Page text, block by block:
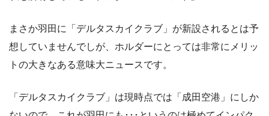
まさか羽田に「デルタスカイクラブ」が新設されるとは予
想していませんでしが、ホルダーにとっては非常にメリッ
トの大きなある意味大ニュースです。
「デルタスカイクラブ」は現時点では「成田空港」にしか